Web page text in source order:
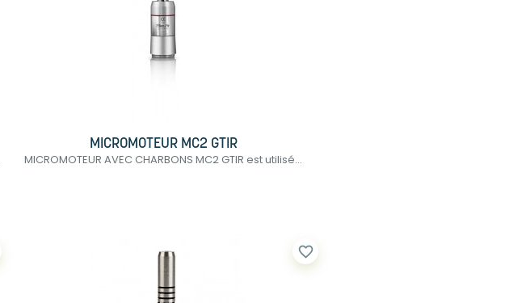
MICROMOTEUR MC2 GTIR
MICROMOTEUR AVEC CHARBONS MC2 GTIR est utilisé...
favorite_border